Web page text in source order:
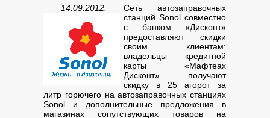
количеству товар�
14.09.2012:
Сеть автозаправочных
станций Sonol совместно
с банком «Дисконт»
предоставляют скидки
своим клиентам:
владельцы кредитной
карты «Мафтеах
Дисконт» получают
скидку в 25 агорот за
литр горючего на автозаправочных станциях
Sonol и дополнительные предложения в
магазинах сопутствующих товаров на